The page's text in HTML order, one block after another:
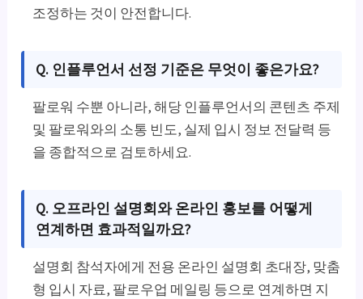
조정하는 것이 안전합니다.
Q. 인플루언서 선정 기준은 무엇이 좋은가요?
팔로워 수뿐 아니라, 해당 인플루언서의 콘텐츠 주제
및 팔로워와의 소통 빈도, 실제 입시 정보 전달력 등
을 종합적으로 검토하세요.
Q. 오프라인 설명회와 온라인 홍보를 어떻게
연계하면 효과적일까요?
설명회 참석자에게 전용 온라인 설명회 초대장, 맞춤
형 입시 자료, 팔로우업 메일링 등으로 연계하면 지